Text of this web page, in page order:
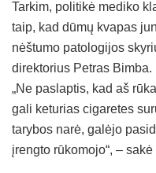
Tarkim, politikė mediko
taip, kad dūmų kvapas
nėštumo patologijos
direktorius Petras Bimba.
„Ne paslaptis, kad aš
gali keturias cigaretes
tarybos narė, galėjo
įrengto rūkomojo“, –